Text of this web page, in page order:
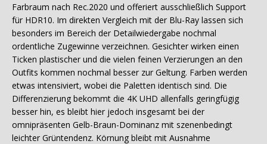
Farbraum nach Rec.2020 und offeriert ausschließlich Support
für HDR10. Im direkten Vergleich mit der Blu-Ray lassen sich
besonders im Bereich der Detailwiedergabe nochmal
ordentliche Zugewinne verzeichnen. Gesichter wirken einen
Ticken plastischer und die vielen feinen Verzierungen an den
Outfits kommen nochmal besser zur Geltung. Farben werden
etwas intensiviert, wobei die Paletten identisch sind. Die
Differenzierung bekommt die 4K UHD allenfalls geringfügig
besser hin, es bleibt hier jedoch insgesamt bei der
omnipräsenten Gelb-Braun-Dominanz mit szenenbedingt
leichter Grüntendenz. Körnung bleibt mit Ausnahme